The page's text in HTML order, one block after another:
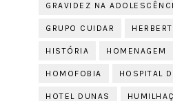
GRAVIDEZ NA
GRUPO CUIDAR
HISTÓRIA HOMENAGEM
HOMOFOBIA HOSPITAL
HOTEL DUNAS